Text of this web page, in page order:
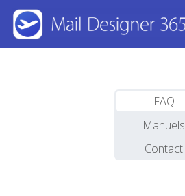
Skip
main
FAQ
Manuels
Contact